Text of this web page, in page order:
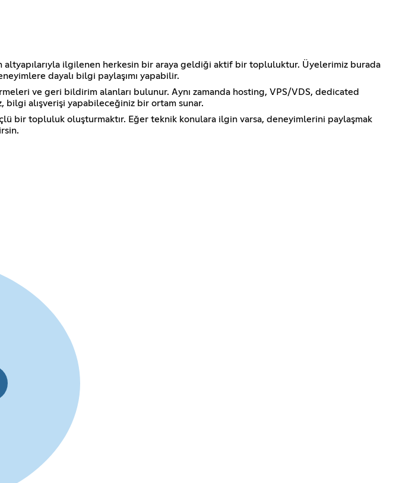
altyapılarıyla ilgilenen herkesin bir araya geldiği aktif bir topluluktur. Üyelerimiz burada
dayalı bilgi paylaşımı yapabilir.
ve geri bildirim alanları bulunur. Aynı zamanda hosting, VPS/VDS, dedicated
alışverişi yapabileceğiniz bir ortam sunar.
bir topluluk oluşturmaktır. Eğer teknik konulara ilgin varsa, deneyimlerini paylaşmak